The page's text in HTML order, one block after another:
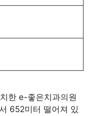
한 e-좋은치과의원
652미터 떨어져 있